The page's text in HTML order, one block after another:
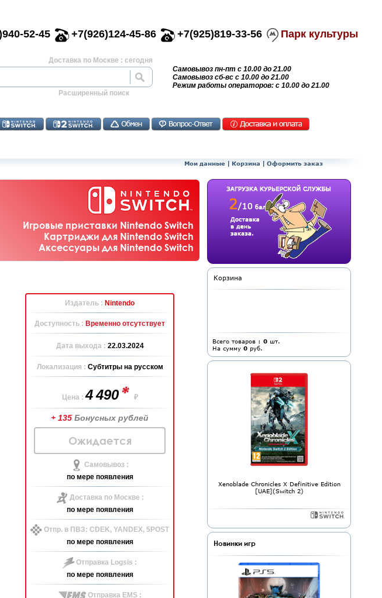
52-45 +7(926)124-45-86 +7(925)819-33-56 Парк культуры
Доставка по Москве : сегодня
Расширенный поиск
Самовывоз пн-пт с 10.00 до 21.00
Самовывоз сб-вс с 10.00 до 21.00
Режим работы операторов: с 10.00 до 21.00
Мои данные | Корзина | Оформить заказ
Игровые приставки Nintendo Switch
Картриджи для Nintendo Switch
Аксессуары для Nintendo Switch
Издатель : Nintendo
Доступность : Временно отсутствует
Дата выхода : 22.03.2024
Локализация : Субтитры на русском
Цена :4 490* ₽
+ 135 Бонусных рублей
Ожидается
Самовывоз :
по мере появления
Доставка по Москве :
по мере появления
Отпр. в ПВЗ: CDEK, YANDEX, 5POST
по мере появления
Отправка Logsis :
по мере появления
Отправка EMS :
Корзина
Всего товаров : 0 шт.
На сумму 0 руб.
Xenoblade Chronicles X Definitive Edition
[UAE](Switch 2)
Новинки игр